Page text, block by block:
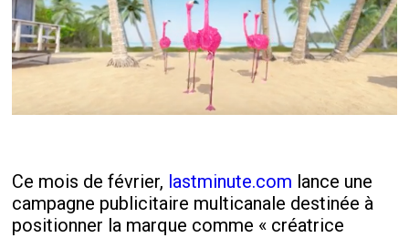
Ce mois de février, lastminute.com lance une
campagne publicitaire multicanale destinée à
positionner la marque comme « créatrice